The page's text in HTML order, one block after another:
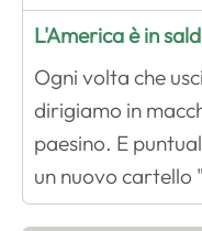
L'America è in
Ogni volta che
dirigiamo in
paesino. E
un nuovo cartello